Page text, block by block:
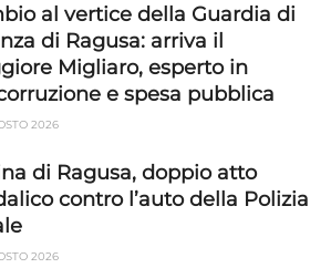
al vertice della Guardia di
di Ragusa: arriva il
Migliaro, esperto in
e spesa pubblica
2026
di Ragusa, doppio atto
contro l’auto della Polizia
2026